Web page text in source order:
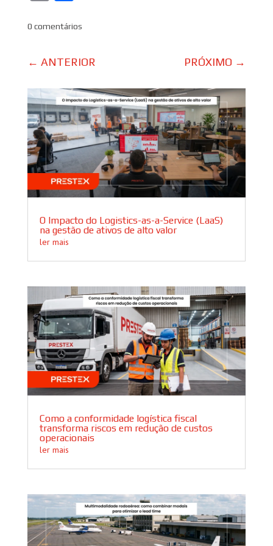
0 comentários
← ANTERIOR PRÓXIMO →
O Impacto do Logistics-as-a-Service (LaaS)
na gestão de ativos de alto valor
ler mais
Como a conformidade logística fiscal
transforma riscos em redução de custos
operacionais
ler mais